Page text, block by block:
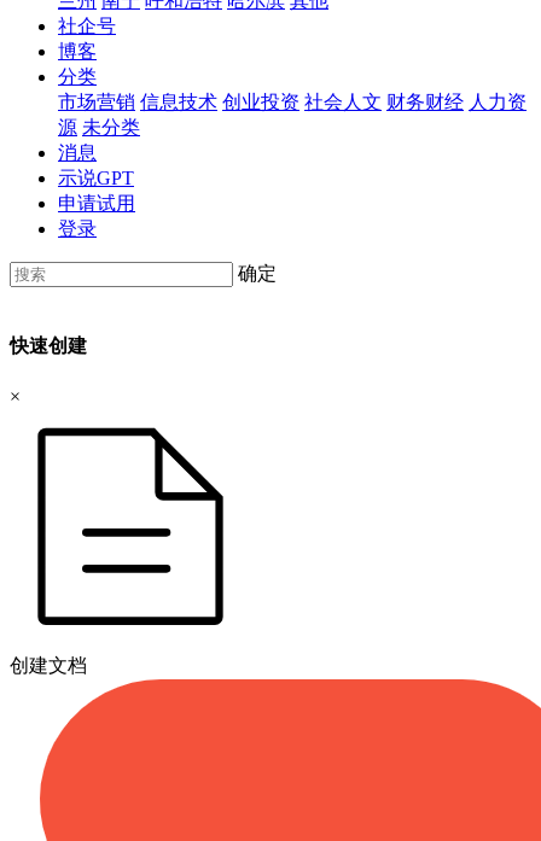
社企号
博客
分类
市场营销 信息技术 创业投资 社会人文 财务财经 人力资
源 未分类
消息
示说GPT
申请试用
登录
确定
快速创建
×
创建文档